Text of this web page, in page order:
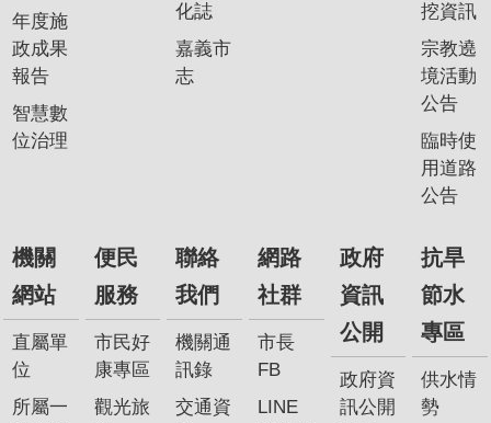
抗
旱
節
專
區
導
覽
回
首
年度施
政成果
報告
智慧數
位治理
化誌
嘉義市
志
挖資訊
宗教遶
境活動
公告
臨時使
用道路
公告
機關
網站
直屬單
位
所屬一
便民
服務
市民好
康專區
觀光旅
聯絡
我們
機關通
訊錄
交通資
網路
社群
市長
FB
LINE
政府
資訊
公開
政府資
訊公開
抗旱
節水
專區
供水情
勢